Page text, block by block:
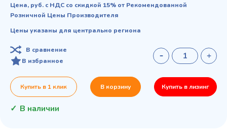
Цена, руб. с НДС со скидкой 15% от Рекомендованной
Розничной Цены Производителя
Цены указаны для центрально региона
В сравнение
В избранное
Купить в 1 клик В корзину Купить в лизинг
В наличии